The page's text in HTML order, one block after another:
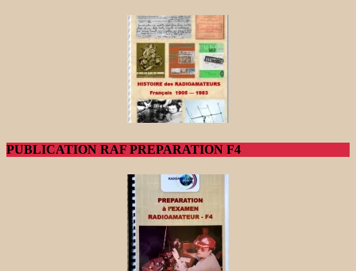
PUBLICATION RAF PREPARATION F4